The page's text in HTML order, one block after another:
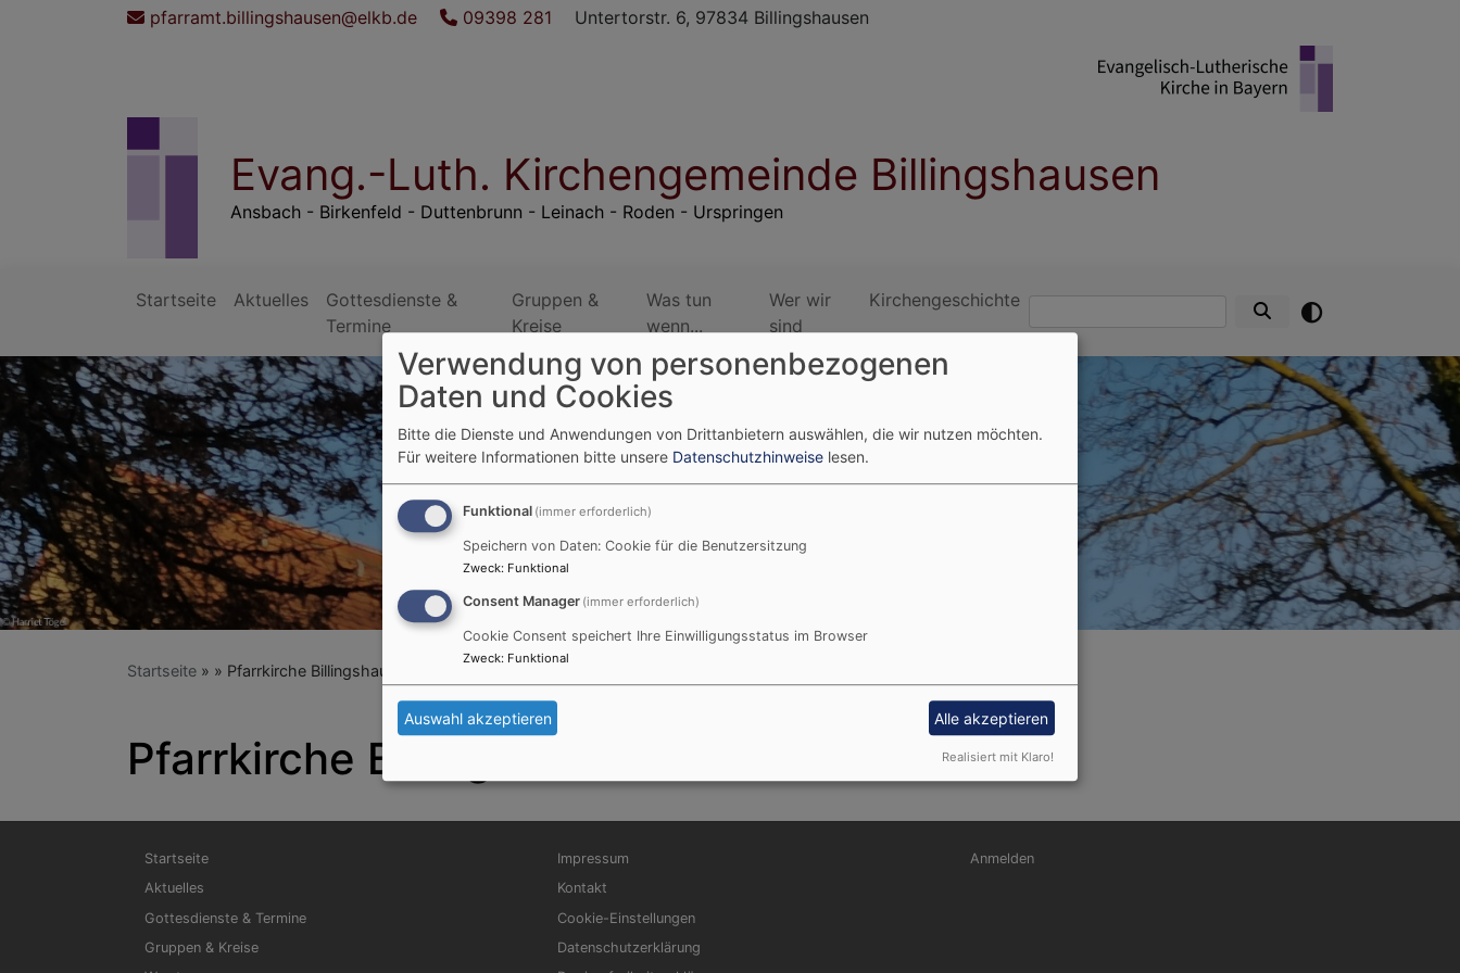
pfarramt.billingshausen@elkb.de 09398 281 Untertorstr. 6, 97834 Billingshausen
Evang.-Luth. Kirchengemeinde Billingshausen
Ansbach - Birkenfeld - Duttenbrunn - Leinach - Roden - Urspringen
Hauptnavigation
Startseite Aktuelles
Gottesdienste &
Termine
Gruppen &
Kreise
Was tun
wenn...
Wer wir
sind
KirchengeschichteSuche
Startseite Pfarrkirche Billingshausen
Pfarrkirche Billingshausen
Hauptnavigation
Startseite
Aktuelles
Gottesdienste & Termine
Gruppen & Kreise
Fußbereichsmenü
Impressum
Kontakt
Cookie-Einstellungen
Datenschutzerklärung
Benutzermenü
Anmelden
Verwendung von personenbezogenen
Daten und Cookies
Bitte die Dienste und Anwendungen von Drittanbietern auswählen, die wir nutzen möchten.
Für weitere Informationen bitte unsere Datenschutzhinweise lesen.
Funktional (immer erforderlich)
Speichern von Daten: Cookie für die Benutzersitzung
Zweck: Funktional
Consent Manager (immer erforderlich)
Cookie Consent speichert Ihre Einwilligungsstatus im Browser
Zweck: Funktional
Auswahl akzeptieren Alle akzeptieren
Realisiert mit Klaro!